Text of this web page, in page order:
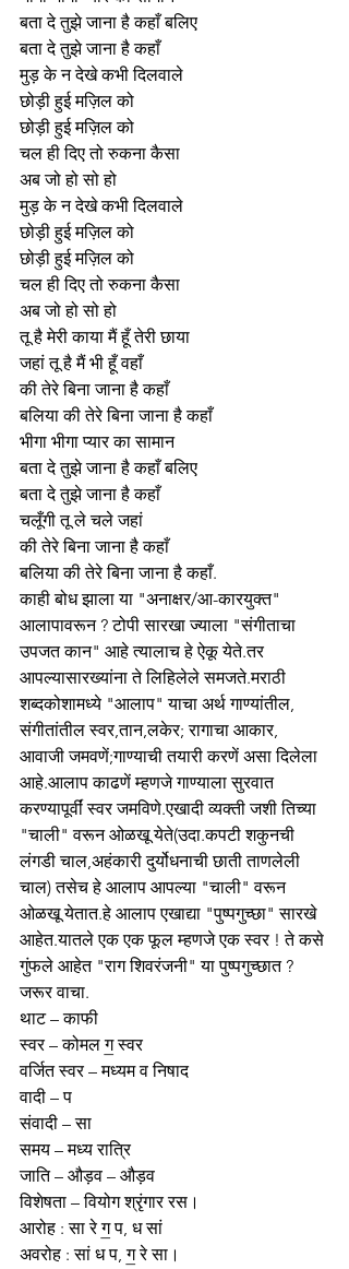
बता दे तुझे जाना है कहाँ बलिए
बता दे तुझे जाना है कहाँ
मुड़ के न देखे कभी दिलवाले
छोड़ी हुई मज़िल को
छोड़ी हुई मज़िल को
चल ही दिए तो रुकना कैसा
अब जो हो सो हो
मुड़ के न देखे कभी दिलवाले
छोड़ी हुई मज़िल को
छोड़ी हुई मज़िल को
चल ही दिए तो रुकना कैसा
अब जो हो सो हो
तू है मेरी काया मैं हूँ तेरी छाया
जहां तू है मैं भी हूँ वहाँ
की तेरे बिना जाना है कहाँ
बलिया की तेरे बिना जाना है कहाँ
भीगा भीगा प्यार का सामान
बता दे तुझे जाना है कहाँ बलिए
बता दे तुझे जाना है कहाँ
चलूँगी तू ले चले जहां
की तेरे बिना जाना है कहाँ
बलिया की तेरे बिना जाना है कहाँ.
काही बोध झाला या "अनाक्षर/आ-कारयुक्त"
आलापावरून ? टोपी सारखा ज्याला "संगीताचा
उपजत कान" आहे त्यालाच हे ऐकू येते.तर
आपल्यासारख्यांना ते लिहिलेले समजते.मराठी
शब्दकोशामध्ये "आलाप" याचा अर्थ गाण्यांतील,
संगीतांतील स्वर,तान,लकेर; रागाचा आकार,
आवाजी जमवणें;गाण्याची तयारी करणें असा दिलेला
आहे.आलाप काढणें म्हणजे गाण्याला सुरवात
करण्यापूर्वीं स्वर जमविणे.एखादी व्यक्ती जशी तिच्या
"चाली" वरून ओळखू येते(उदा.कपटी शकुनची
लंगडी चाल,अहंकारी दुर्योधनाची छाती ताणलेली
चाल) तसेच हे आलाप आपल्या "चाली" वरून
ओळखू येतात.हे आलाप एखाद्या "पुष्पगुच्छा" सारखे
आहेत.यातले एक एक फूल म्हणजे एक स्वर ! ते कसे
गुंफले आहेत "राग शिवरंजनी" या पुष्पगुच्छात ?
जरूर वाचा.
थाट – काफी
स्वर – कोमल ग॒ स्वर
वर्जित स्वर – मध्यम व निषाद
वादी – प
संवादी – सा
समय – मध्य रात्रि
जाति – औड़व – औड़व
विशेषता – वियोग श्रृंगार रस।
आरोह : सा रे ग॒ प, ध सां
अवरोह : सां ध प, ग॒ रे सा।